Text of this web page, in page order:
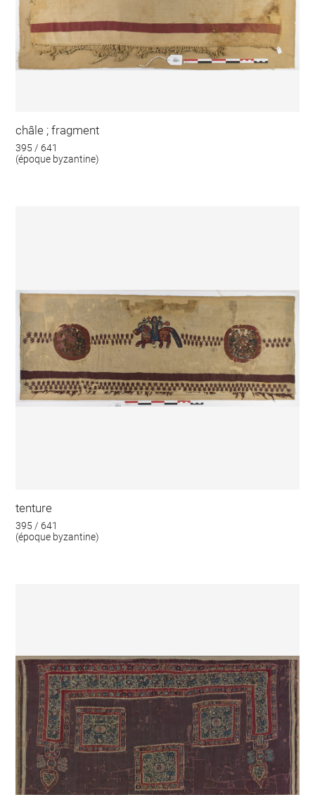
châle ; fragment
395 / 641
(époque byzantine)
tenture
395 / 641
(époque byzantine)